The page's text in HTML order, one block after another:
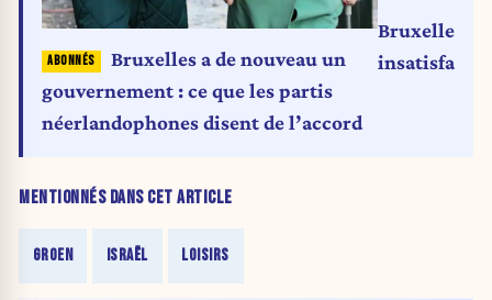
MENTIONNÉS DANS CET ARTICLE
GROEN ISRAËL LOISIRS
Bruxelles a de nouveau un
gouvernement : ce que les partis
néerlandophones disent de l’accord
Bruxelles :
insatisfaits